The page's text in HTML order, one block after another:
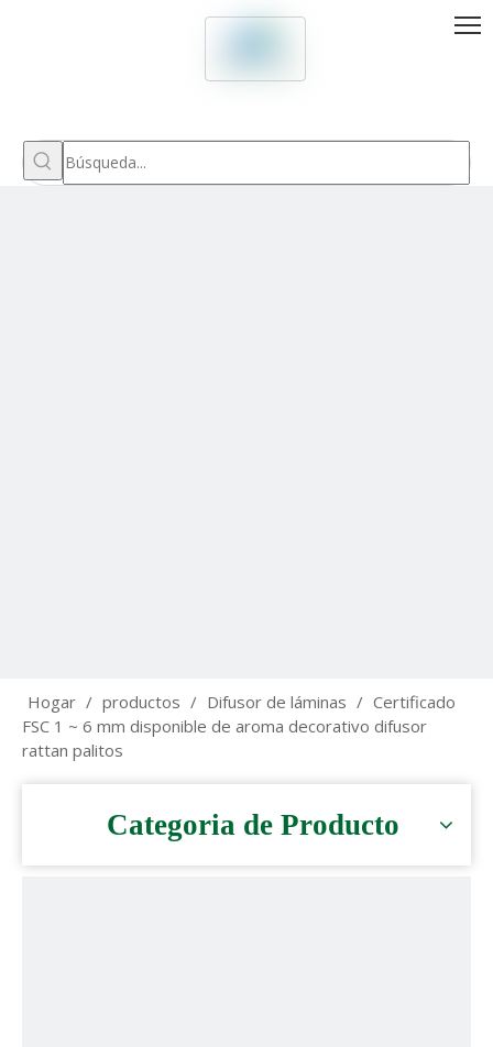
Hogar / productos / Difusor de láminas / Certificado
FSC 1 ~ 6 mm disponible de aroma decorativo difusor
rattan palitos
Categoria de Producto